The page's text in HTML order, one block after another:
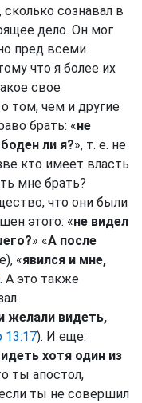
сколько сознавал в
дело. Он мог
пред всеми
что я более их
свое
том, чем и другие
брать: «не
ли я?», т. е. не
кто имеет власть
мне брать?
что они были
этого: «не видел
» «А после
«явился и мне,
А это также
желали видеть,
). И еще:
хотя один из
ты апостол,
ты не совершил